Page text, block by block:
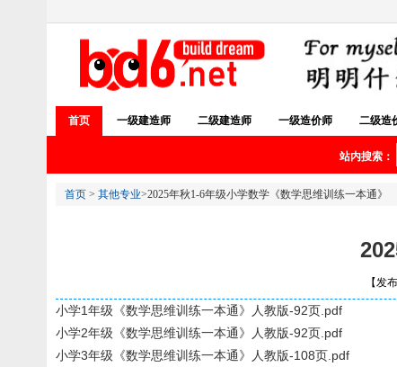
首页 一级建造师 二级建造师 一级造价师 二级造
站内搜索：
首页 > 其他专业>2025年秋1-6年级小学数学《数学思维训练一本通》
【发
小学1年级《数学思维训练一本通》人教版-92页.pdf
小学2年级《数学思维训练一本通》人教版-92页.pdf
小学3年级《数学思维训练一本通》人教版-108页.pdf